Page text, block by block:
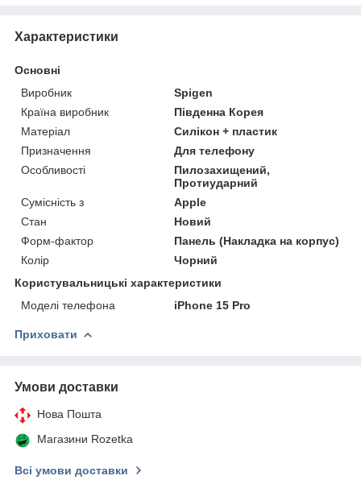
Характеристики
Основні
Виробник
Spigen
Країна виробник
Південна Корея
Матеріал
Силікон + пластик
Призначення
Для телефону
Особливості
Пилозахищений,
Протиударний
Сумісність з
Apple
Стан
Новий
Форм-фактор
Панель (Накладка на корпус)
Колір
Чорний
Користувальницькі характеристики
Моделі телефона
iPhone 15 Pro
Приховати
Умови доставки
Нова Пошта
Магазини Rozetka
Всі умови доставки